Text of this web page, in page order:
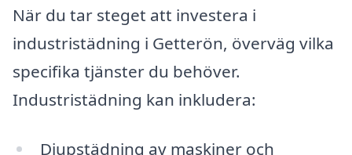
När du tar steget att investera i
industristädning i Getterön, överväg vilka
specifika tjänster du behöver.
Industristädning kan inkludera:
Djupstädning av maskiner och